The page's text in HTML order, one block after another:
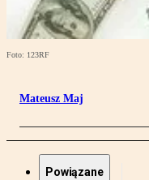
Foto: 123RF
Mateusz Maj
Powiązane